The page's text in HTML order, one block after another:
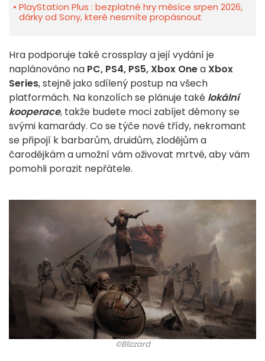
PlayStation Plus : bezplatné hry měsíce srpen 2026,
dárky od Sony, které nesmíte propásnout
Hra podporuje také crossplay a její vydání je
naplánováno na PC, PS4, PS5, Xbox OneaXbox
Series, stejně jako sdílený postup na všech
platformách. Na konzolích se plánuje také lokální
kooperace, takže budete moci zabíjet démony se
svými kamarády. Co se týče nové třídy, nekromant
se připojí k barbarům, druidům, zlodějům a
čarodějkám a umožní vám oživovat mrtvé, aby vám
pomohli porazit nepřátele.
©Blizzard